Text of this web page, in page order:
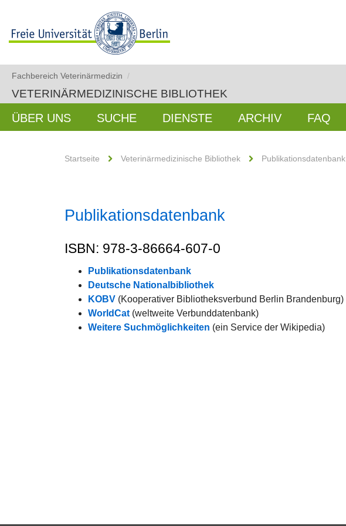
Fachbereich Veterinärmedizin /
VETERINÄRMEDIZINISCHE BIBLIOTHEK
ÜBER UNS SUCHE DIENSTE ARCHIV FAQ
Startseite Veterinärmedizinische Bibliothek Publikationsdatenbank
Publikationsdatenbank
ISBN: 978-3-86664-607-0
Publikationsdatenbank
Deutsche Nationalbibliothek
KOBV (Kooperativer Bibliotheksverbund Berlin Brandenburg)
WorldCat (weltweite Verbunddatenbank)
Weitere Suchmöglichkeiten (ein Service der Wikipedia)